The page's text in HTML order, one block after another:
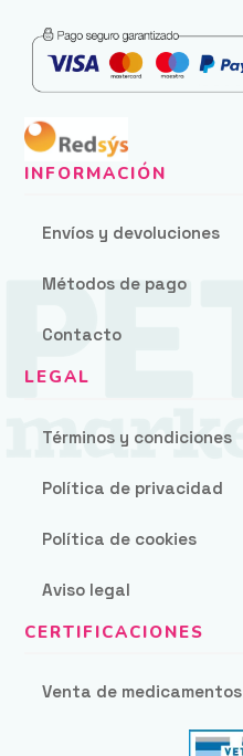
Envíos y devoluciones
Métodos de pago
Contacto
Términos y condiciones
Política de privacidad
Política de cookies
Aviso legal
Venta de medicamentos